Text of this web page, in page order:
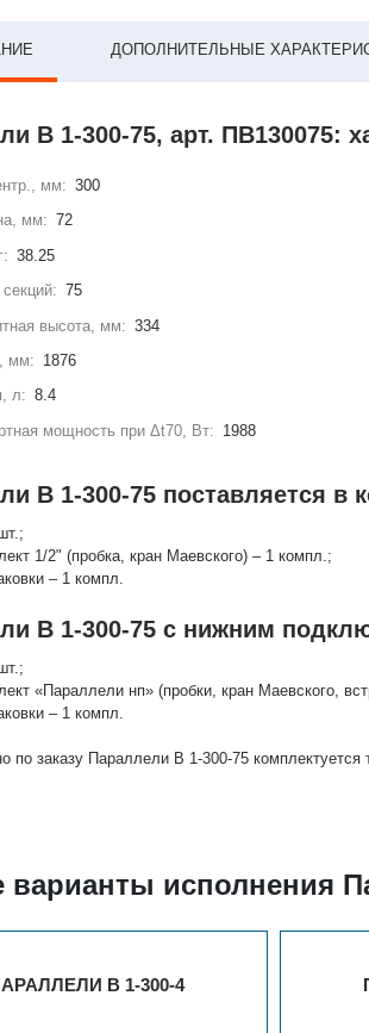
ДОПОЛНИТЕЛЬНЫЕ
В 1-300-75, арт. ПВ130075:
мм: 300
мм: 72
38.25
75
высота, мм: 334
мм:
1876
л: 8.4
мощность при Δt70, Вт:
1988
В 1-300-75 поставляется в
1/2" (пробка, кран Маевского) – 1 компл.;
– 1 компл.
В 1-300-75 с нижним
«Параллели нп» (пробки, кран Маевского,
– 1 компл.
по заказу Параллели В 1-300-75
варианты исполнения
В 1-300-4